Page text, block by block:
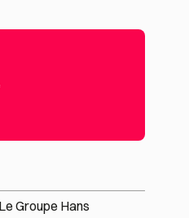
Le Groupe Hans